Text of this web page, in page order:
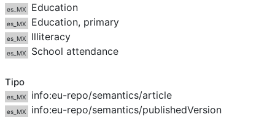
es_MX Education
es_MX Education, primary
es_MX Illiteracy
es_MX School attendance
Tipo
es_MX info:eu-repo/semantics/article
es_MX info:eu-repo/semantics/publishedVersion